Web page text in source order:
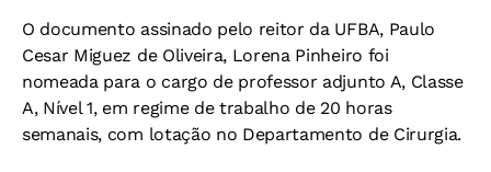
O documento assinado pelo reitor da UFBA, Paulo
Cesar Miguez de Oliveira, Lorena Pinheiro foi
nomeada para o cargo de professor adjunto A, Classe
A, Nível 1, em regime de trabalho de 20 horas
semanais, com lotação no Departamento de Cirurgia.